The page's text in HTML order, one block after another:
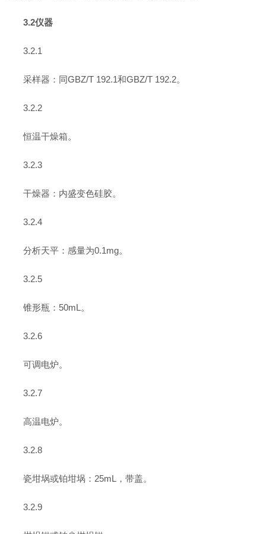
3.2仪器
3.2.1
采样器：同GBZ/T 192.1和GBZ/T 192.2。
3.2.2
恒温干燥箱。
3.2.3
干燥器：内盛变色硅胶。
3.2.4
分析天平：感量为0.1mg。
3.2.5
锥形瓶：50mL。
3.2.6
可调电炉。
3.2.7
高温电炉。
3.2.8
瓷坩埚或铂坩埚：25mL，带盖。
3.2.9